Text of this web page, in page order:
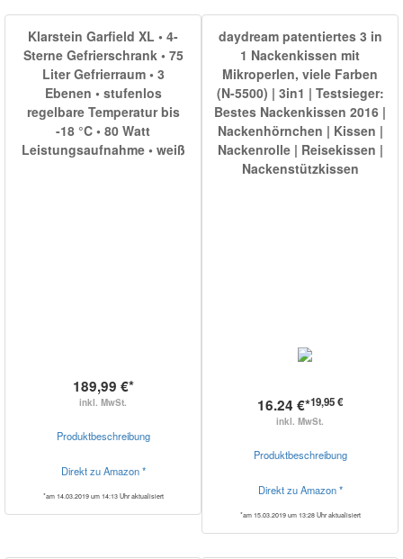
Klarstein Garfield XL • 4-
Sterne Gefrierschrank • 75
Liter Gefrierraum • 3
Ebenen • stufenlos
regelbare Temperatur bis
-18 °C • 80 Watt
Leistungsaufnahme • weiß
189,99 €*
inkl. MwSt.
Produktbeschreibung
Direkt zu Amazon *
*am 14.03.2019 um 14:13 Uhr aktualisiert
daydream patentiertes 3 in
1 Nackenkissen mit
Mikroperlen, viele Farben
(N-5500) | 3in1 | Testsieger:
Bestes Nackenkissen 2016 |
Nackenhörnchen | Kissen |
Nackenrolle | Reisekissen |
Nackenstützkissen
16.24 €*19,95 €
inkl. MwSt.
Produktbeschreibung
Direkt zu Amazon *
*am 15.03.2019 um 13:28 Uhr aktualisiert